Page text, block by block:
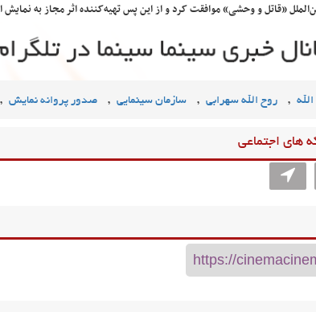
«قاتل و وحشی» موافقت کرد و از این پس تهیه‌کننده اثر مجاز به
, روح الله سهرابی , سازمان سینمایی , صدور پروانه نمایش ,
های اجتماعی